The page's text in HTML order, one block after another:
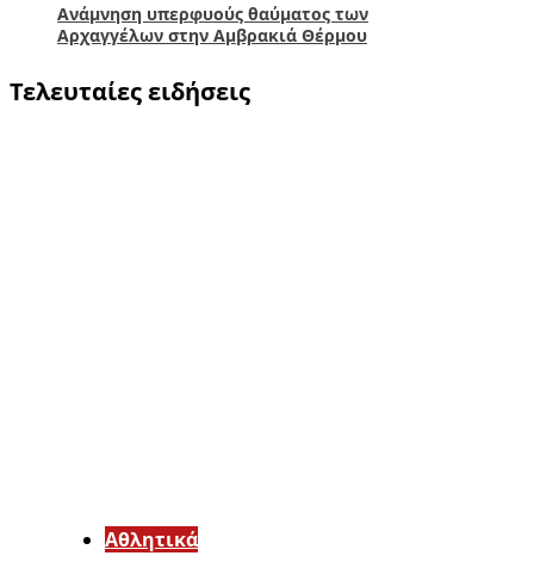
Ανάμνηση υπερφυούς θαύματος των
Αρχαγγέλων στην Αμβρακιά Θέρμου
Τελευταίες ειδήσεις
Αθλητικά